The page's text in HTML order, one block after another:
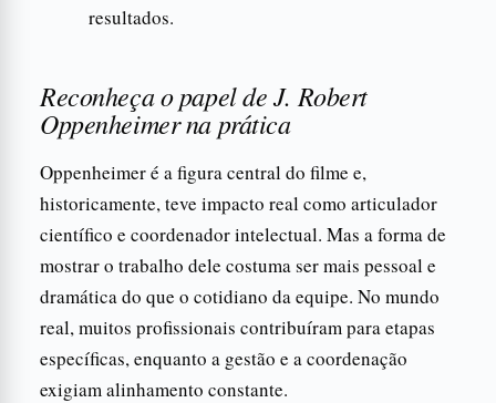
resultados.
Reconheça o papel de J. Robert
Oppenheimer na prática
Oppenheimer é a figura central do filme e,
historicamente, teve impacto real como articulador
científico e coordenador intelectual. Mas a forma de
mostrar o trabalho dele costuma ser mais pessoal e
dramática do que o cotidiano da equipe. No mundo
real, muitos profissionais contribuíram para etapas
específicas, enquanto a gestão e a coordenação
exigiam alinhamento constante.